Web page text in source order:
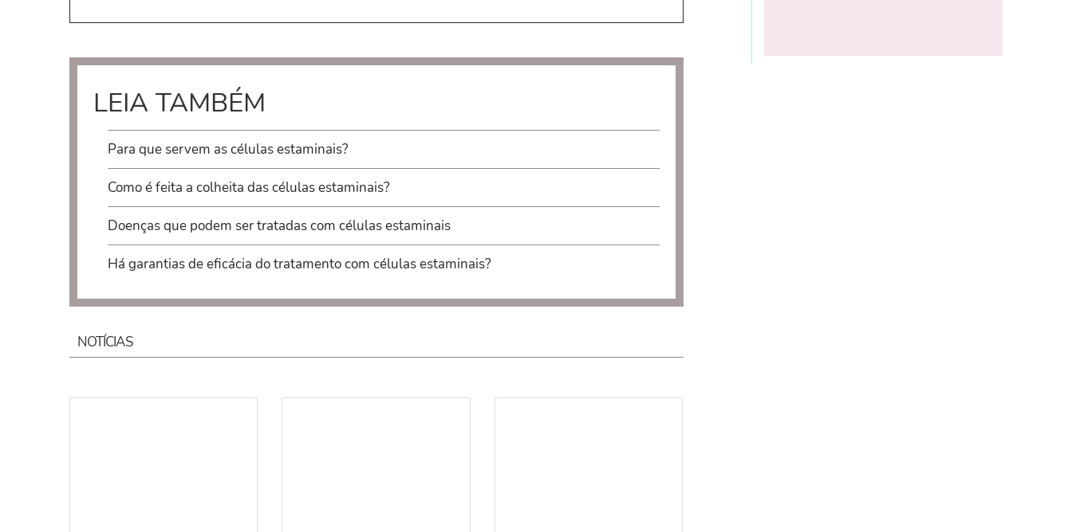
LEIA TAMBÉM
Para que servem as células estaminais?
Como é feita a colheita das células estaminais?
Doenças que podem ser tratadas com células estaminais
Há garantias de eficácia do tratamento com células estaminais?
NOTÍCIAS